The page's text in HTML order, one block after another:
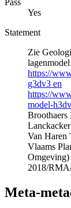
Pass
Yes
Statement
Zie
https://
g3dv3 en
https://
model-
Van Haren
Vlaams
Omgeving)
2018/
Meta-